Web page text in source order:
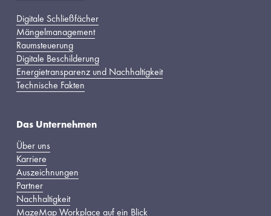
Digitale Schließfächer
Mängelmanagement
Raumsteuerung
Digitale Beschilderung
Energietransparenz und Nachhaltigkeit
Technische Fakten
Das Unternehmen
Über uns
Karriere
Auszeichnungen
Partner
Nachhaltigkeit
MazeMap Workplace auf ein Blick